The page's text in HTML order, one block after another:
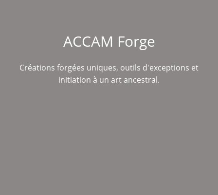
ACCAM Forge
Créations forgées uniques, outils d'exceptions et
initiation à un art ancestral.